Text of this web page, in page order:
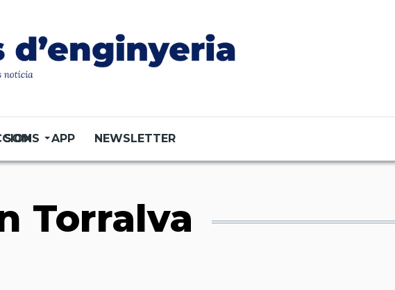
SOM APP NEWSLETTER
Torralva